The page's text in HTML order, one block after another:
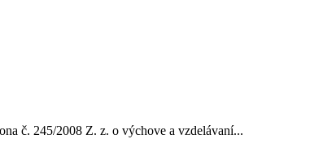
č. 245/2008 Z. z. o výchove a vzdelávaní...